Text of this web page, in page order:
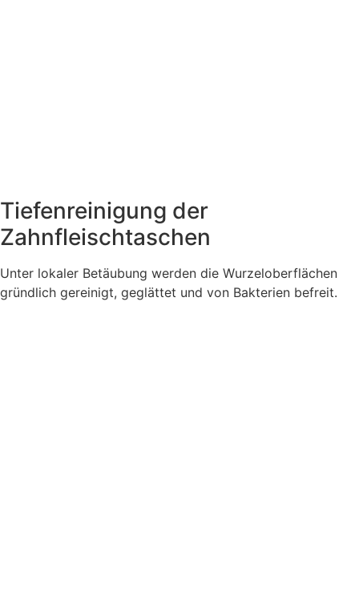
Tiefenreinigung der
Zahnfleischtaschen
Unter lokaler Betäubung werden die Wurzeloberflächen
gründlich gereinigt, geglättet und von Bakterien befreit.